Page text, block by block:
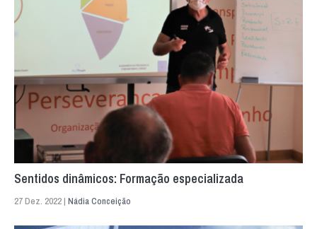
Sentidos dinâmicos: Formação especializada
27 Dez. 2022 | Nádia Conceição